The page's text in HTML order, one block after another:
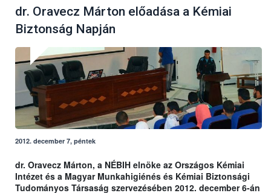
dr. Oravecz Márton előadása a Kémiai
Biztonság Napján
2012. december 7, péntek
dr. Oravecz Márton, a NÉBIH elnöke az Országos Kémiai
Intézet és a Magyar Munkahigiénés és Kémiai Biztonsági
Tudományos Társaság szervezésében 2012. december 6-án